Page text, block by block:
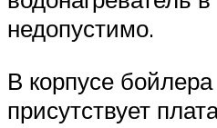
недопустимо.
В корпусе
присутствует